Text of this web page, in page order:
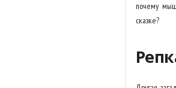
почему
сказке?